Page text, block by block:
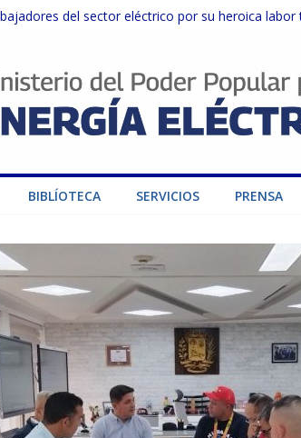
del sector eléctrico por su heroica labor
coordina acciones con el sector privado para
de rehabilitación en instalaciones del SEN en
activa plan preventivo para fortalecer el SEN
el 50% de su capacidad de generación
BIBLÍOTECA SERVICIOS PRENSA